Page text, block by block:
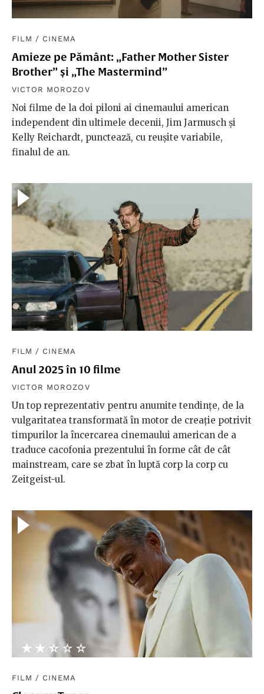
FILM / CINEMA
Amieze pe Pământ: „Father Mother Sister
Brother” și „The Mastermind”
VICTOR MOROZOV
Noi filme de la doi piloni ai cinemaului american
independent din ultimele decenii, Jim Jarmusch și
Kelly Reichardt, punctează, cu reușite variabile,
finalul de an.
FILM / CINEMA
Anul 2025 în 10 filme
VICTOR MOROZOV
Un top reprezentativ pentru anumite tendințe, de la
vulgaritatea transformată în motor de creație potrivit
timpurilor la încercarea cinemaului american de a
traduce cacofonia prezentului în forme cât de cât
mainstream, care se zbat în luptă corp la corp cu
Zeitgeist-ul.
★★★★★
☆☆☆☆☆
FILM / CINEMA